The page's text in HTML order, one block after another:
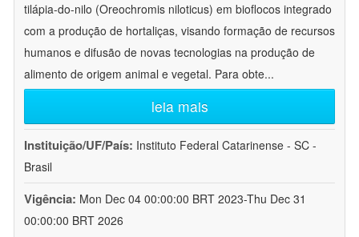
tilápia-do-nilo (Oreochromis niloticus) em bioflocos integrado
com a produção de hortaliças, visando formação de recursos
humanos e difusão de novas tecnologias na produção de
alimento de origem animal e vegetal. Para obte...
leia mais
Instituição/UF/País: Instituto Federal Catarinense - SC -
Brasil
Vigência: Mon Dec 04 00:00:00 BRT 2023-Thu Dec 31
00:00:00 BRT 2026